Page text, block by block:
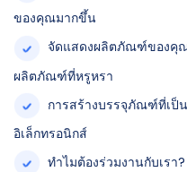
ของคุณมากขึ้น
จัดแสดงผลิตภัณฑ์ของคุ
ผลิตภัณฑ์ที่หรูหรา
การสร้างบรรจุภัณฑ์ที่เป็
อิเล็กทรอนิกส์
ทำไมต้องร่วมงานกับเรา